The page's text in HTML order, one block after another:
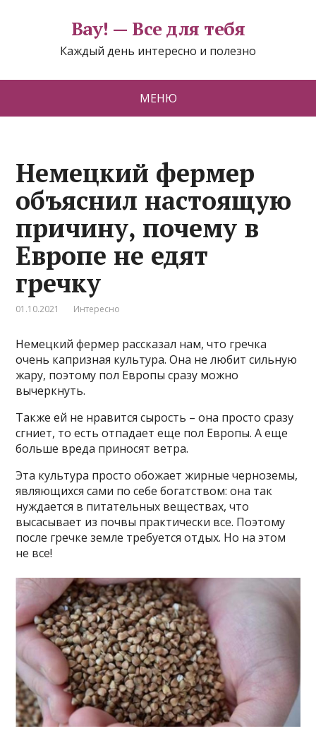
Вау! — Все для тебя
Каждый день интересно и полезно
МЕНЮ
Немецкий фермер
объяснил настоящую
причину, почему в
Европе не едят
гречку
01.10.2021 Интересно
Немецкий фермер рассказал нам, что гречка
очень капризная культура. Она не любит сильную
жару, поэтому пол Европы сразу можно
вычеркнуть.
Также ей не нравится сырость – она просто сразу
сгниет, то есть отпадает еще пол Европы. А еще
больше вреда приносят ветра.
Эта культура просто обожает жирные черноземы,
являющихся сами по себе богатством: она так
нуждается в питательных веществах, что
высасывает из почвы практически все. Поэтому
после гречке земле требуется отдых. Но на этом
не все!